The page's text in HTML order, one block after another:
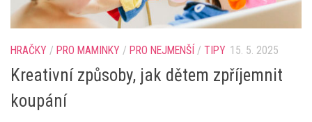
HRAČKY / PRO MAMINKY / PRO NEJMENŠÍ / TIPY 15. 5. 2025
Kreativní způsoby, jak dětem zpříjemnit
koupání